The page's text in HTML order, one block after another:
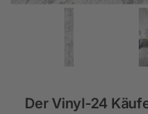
Der Vinyl-24